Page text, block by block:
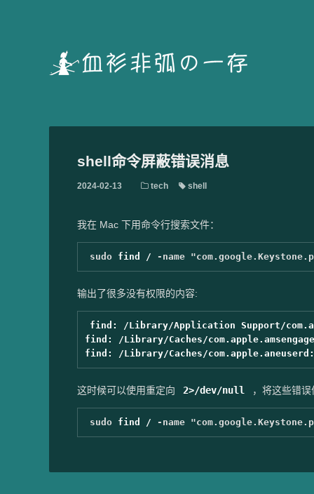
shell命令屏蔽错误消息
2024-02-13 tech shell
我在 Mac 下用命令行搜索文件：
sudo find / -name
输出了很多没有权限的内容:
find: /Library/Application Support/
find: /Library/Caches/
这时候可以使用重定向 2>/dev/null ，将这些错
sudo find / -name